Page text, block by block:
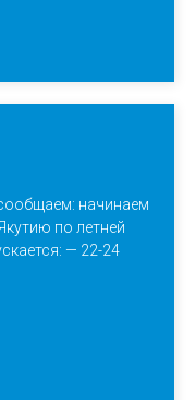
начинаем
по летней
— 22-24